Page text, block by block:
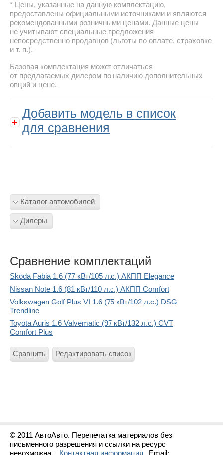
Цены, указанные на данную комплектацию,
предоставлены официальными источниками и являются
рекомендованными розничными ценами. Данные цены
не учитывают специальные предложения
непосредственно продавцов (льготы по оплате, страховке
и т. п.).
Базовая комплектация может отличаться
от предлагаемых дилером по наличию дополнительных
опций и цене.
Добавить модель в список
для сравнения
Каталог автомобилей
Дилеры
Сравнение комплектаций
Skoda Fabia 1.6 (77 кВт/105 л.с.) АКПП Elegance
Nissan Note 1.6 (81 кВт/110 л.с.) АКПП Comfort
Volkswagen Golf Plus VI 1.6 (75 кВт/102 л.с.) DSG
Trendline
Toyota Auris 1.6 Valvematic (97 кВт/132 л.с.) CVT
Comfort Plus
Сравнить Редактировать список
© 2011 АвтоАвто. Перепечатка материалов без
письменного разрешения и ссылки на ресурс
невозможна.
Контактная информация Email: